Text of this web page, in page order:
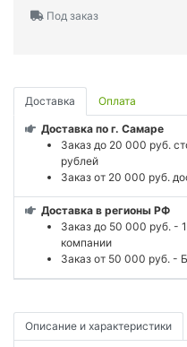
Под заказ
Доставка Оплата
Доставка по г. Самаре
Заказ до 20 000 руб.
рублей
Заказ от 20 000 руб.
Доставка в регионы РФ
Заказ до 50 000 руб. -
компании
Заказ от 50 000 руб.
Описание и характеристики